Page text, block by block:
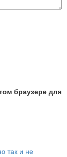
браузере для